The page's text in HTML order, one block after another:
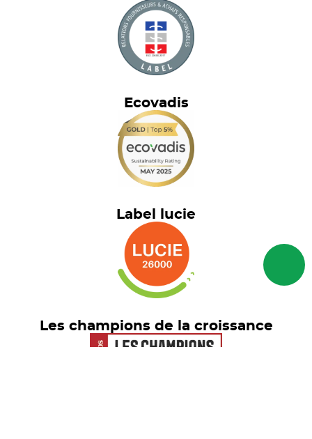
Ecovadis
Label lucie
Les champions de la croissance